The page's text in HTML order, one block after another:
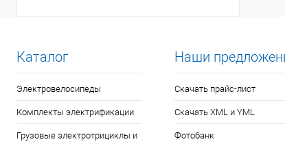
Каталог
Электровелосипеды
Комплекты электрификации
Грузовые электротрициклы и
Наши
Скачать прайс-лист
Скачать XML и YML
Фотобанк